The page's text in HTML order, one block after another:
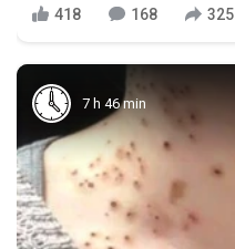
418 168 325
7 h 46 min